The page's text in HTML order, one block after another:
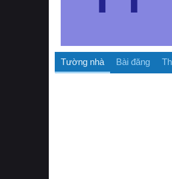
Tường nhà Bài đăng